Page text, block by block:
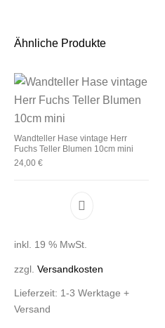
Ähnliche Produkte
Wandteller Hase vintage Herr
Fuchs Teller Blumen 10cm mini
24,00€
inkl. 19 % MwSt.
zzgl.Versandkosten
Lieferzeit: 1-3 Werktage +
Versand